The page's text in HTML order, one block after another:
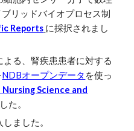
リッドバイオプロセス制
Reports に採択されまし
よる、腎疾患患者に対する
NDBオープンデータ を使っ
Science and
た。
ました。